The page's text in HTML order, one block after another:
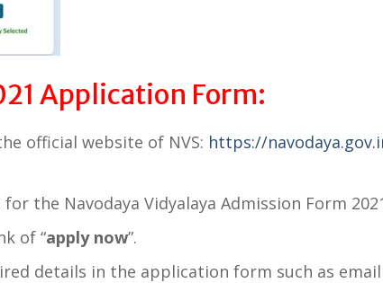
Application Form:
official website of NVS: https://
for the Navodaya Vidyalaya Admission Form
of “apply now”.
details in the application form such as